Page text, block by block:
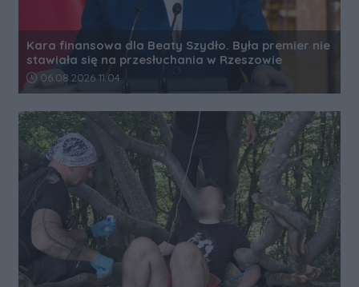
Kara finansowa dla Beaty Szydło. Była premier nie
stawiała się na przesłuchania w Rzeszowie
Data dodania artykułu:
06.08.2026 11:04